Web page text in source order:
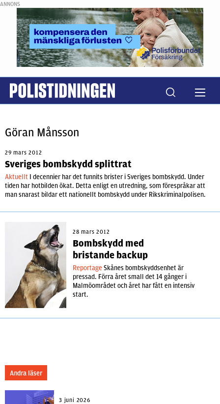
ANNONS
Göran Månsson
29 mars 2012
Sveriges bombskydd splittrat
Aktuellt
I decennier har det funnits brister i Sveriges bombskydd. Under
tiden har hotbilden ökat. Detta enligt en utredning, som förespråkar att
man snarast bildar ett nationellt bombskydd under Rikskriminalpolisen.
28 mars 2012
Bombskydd med
bristande backup
Reportage Skånes bombskyddsenhet är
pressad. Förra året small det 14 gånger i
Malmöområdet och året har fått en intensiv
start.
Andra läser
3 juni 2026